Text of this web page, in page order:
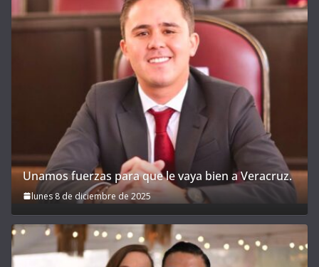
Unamos fuerzas para que le vaya bien a Veracruz.
lunes 8 de diciembre de 2025